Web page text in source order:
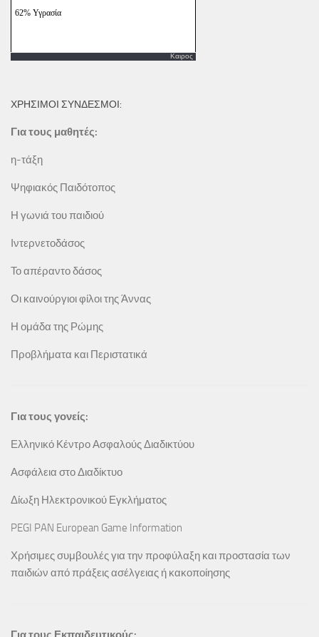
Καιρος
ΧΡΗΣΙΜΟΙ ΣΥΝΔΕΣΜΟΙ:
Για τους μαθητές:
η-τάξη
Ψηφιακός Παιδότοπος
Η γωνιά του παιδιού
Ιντερνετοδάσος
Το απέραντο δάσος
Οι καινούργιοι φίλοι της Άννας
Η ομάδα της Ρώμης
Προβλήματα και Περιστατικά
Για τους γονείς:
Ελληνικό Κέντρο Ασφαλούς Διαδικτύου
Ασφάλεια στο Διαδίκτυο
Δίωξη Ηλεκτρονικού Εγκλήματος
PEGI PAN European Game Information
Χρήσιμες συμβουλές για την προφύλαξη και προστασία των
παιδιών από πράξεις ασέλγειας ή κακοποίησης